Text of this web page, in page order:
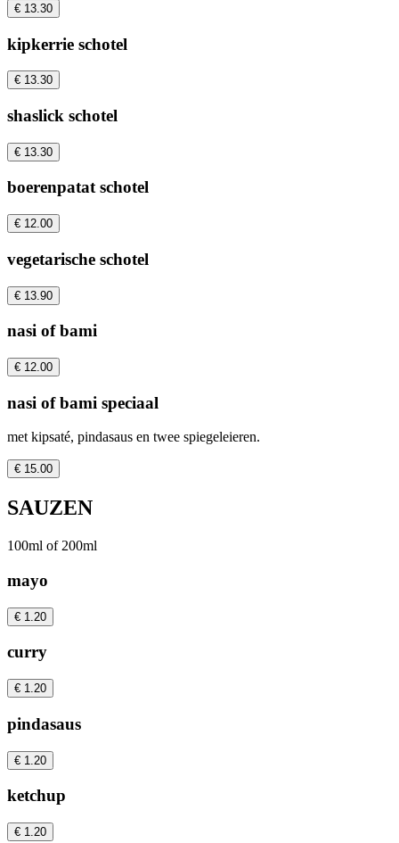
€ 13.30
kipkerrie schotel
€ 13.30
shaslick schotel
€ 13.30
boerenpatat schotel
€ 12.00
vegetarische schotel
€ 13.90
nasi of bami
€ 12.00
nasi of bami speciaal
met kipsaté, pindasaus en twee spiegeleieren.
€ 15.00
SAUZEN
100ml of 200ml
mayo
€ 1.20
curry
€ 1.20
pindasaus
€ 1.20
ketchup
€ 1.20